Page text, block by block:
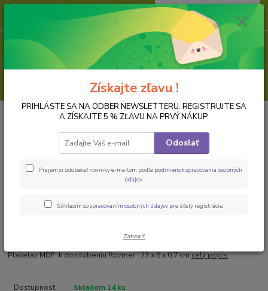
ks
za 0,00 EUR
PREDMETY K DOZDOBENIU Dreveny polotovar
Plaketa z MDF, obdlžníková
Plaketaz MDF k dozdobeniu Rozmer : 23 x 8 x 0,7 cmcelý popis
Dostupnosť
Skladom 14 ks
Získajte zľavu !
PRIHLÁSTE SA NA ODBER NEWSLETTERU. REGISTRUJTE SA
A ZÍSKAJTE 5 % ZĽAVU NA PRVÝ NÁKUP.
Odoslať
Prajem si odoberať novinky e-mailom podľa podmienok spracovania osobných
údajov.
Súhlasím sospracovaním osobných údajov pre účely registrácie.
Zatvoriť